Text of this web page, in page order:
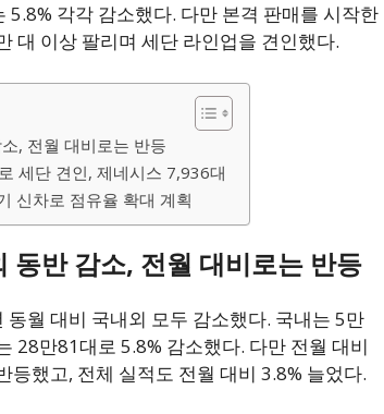
5.8% 각각 감소했다. 다만 본격 판매를 시작한
대 이상 팔리며 세단 라인업을 견인했다.
, 전월 대비로는 반등
세단 견인, 제네시스 7,936대
신차로 점유율 확대 계획
동반 감소, 전월 대비로는 반등
월 대비 국내외 모두 감소했다. 국내는 5만
28만81대로 5.8% 감소했다. 다만 전월 대비
등했고, 전체 실적도 전월 대비 3.8% 늘었다.